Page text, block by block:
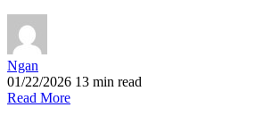
Ngan
01/22/2026 13 min read
Read More